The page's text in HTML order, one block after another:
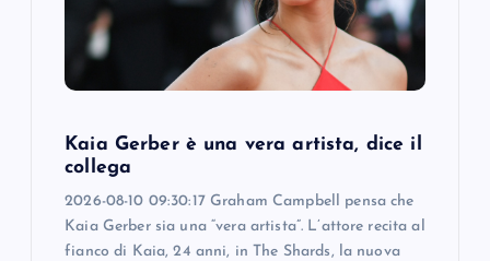
Kaia Gerber è una vera artista, dice il
collega
2026-08-10 09:30:17 Graham Campbell pensa che
Kaia Gerber sia una “vera artista”. L’attore recita al
fianco di Kaia, 24 anni, in The Shards, la nuova